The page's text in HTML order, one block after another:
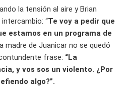
la tensión al aire y Brian
“Te voy a pedir que
estamos en un programa de
madre de Juanicar no se quedó
frase: “La
y vos sos un violento. ¿Por
algo?”.